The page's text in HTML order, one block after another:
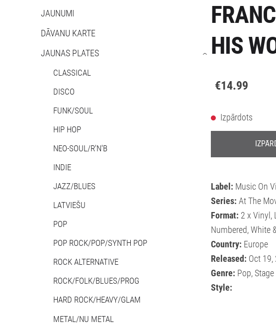
JAUNUMI
DĀVANU KARTE
JAUNAS PLATES
CLASSICAL
DISCO
FUNK/SOUL
HIP HOP
NEO-SOUL/R'N'B
INDIE
JAZZ/BLUES
LATVIEŠU
POP
POP ROCK/POP/SYNTH POP
ROCK ALTERNATIVE
ROCK/FOLK/BLUES/PROG
HARD ROCK/HEAVY/GLAM
METAL/NU METAL
› HIS
€14.99
Izpārdots
Label: Music On
Series: At The
Format: 2 x Vinyl,
Numbered, White
Country: Europe
Released: Oct 19,
Genre: Pop,
Style: